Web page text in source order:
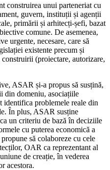
construirea unui parteneriat cu
guvern, instituții și agenții
primării și arhitecți-șefi, bazat
comune. De asemenea,
urgente, necesare, care să
existente precum și
(proiectare, autorizare,
ASAR și-a propus să susțină,
din domeniu, asociațiile
identifica problemele reale din
În plus, ASAR susține
un criteriu de bază în deciziile
cu puterea economică a
să colaboreze cu cele
OAR ca reprezentant al
de creație, în vederea
acestora.